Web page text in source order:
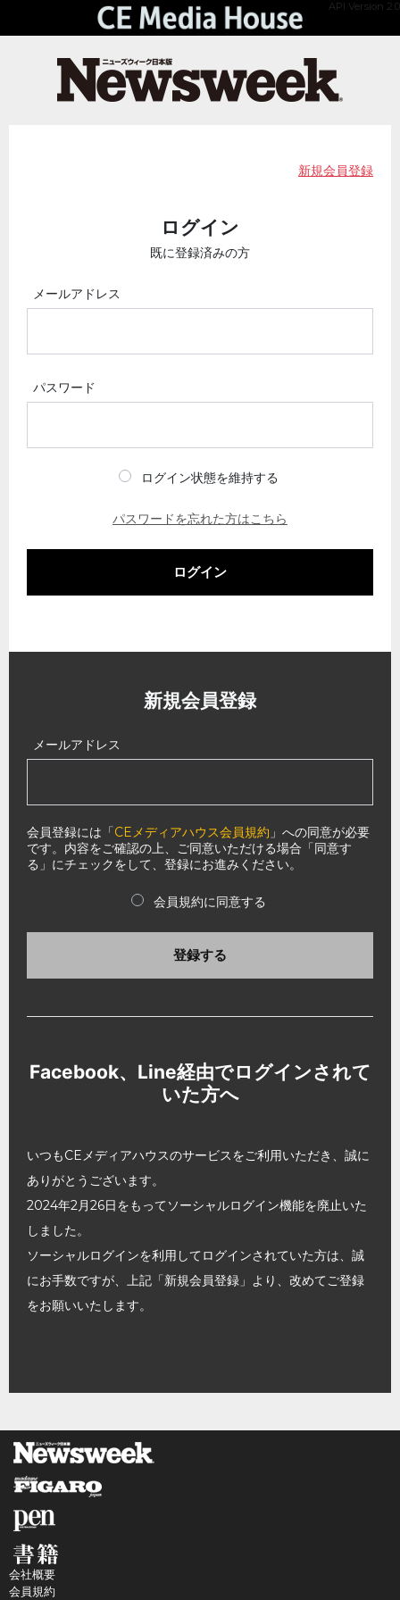
API Version 2.0
新規会員登録
ログイン
既に登録済みの方
メールアドレス
パスワード
ログイン状態を維持する
パスワードを忘れた方はこちら
ログイン
新規会員登録
メールアドレス
会員登録には「CEメディアハウス会員規約 」への同意が必要
です。内容をご確認の上、ご同意いただける場合「同意す
る」にチェックをして、登録にお進みください。
会員規約に同意する
登録する
Facebook、Line経由でログインされて
いた方へ
いつもCEメディアハウスのサービスをご利用いただき、誠に
ありがとうございます。
2024年2月26日をもってソーシャルログイン機能を廃止いた
しました。
ソーシャルログインを利用してログインされていた方は、誠
にお手数ですが、上記「新規会員登録」より、改めてご登録
をお願いいたします。
会社概要
会員規約